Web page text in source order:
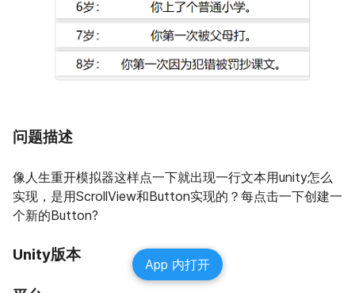
问题描述
像人生重开模拟器这样点一下就出现一行文本用unity怎么
实现，是用ScrollView和Button实现的？每点击一下创建一
个新的Button?
Unity版本
App 内打开